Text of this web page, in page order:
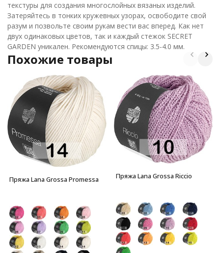
текстуры для создания многослойных вязаных изделий.
Затеряйтесь в тонких кружевных узорах, освободите свой
разум и позвольте своим рукам вести вас вперед. Как нет
двух одинаковых цветов, так и каждый стежок SECRET
GARDEN уникален. Рекомендуются спицы: 3.5-4.0 мм.
Похожие товары
Пряжа Lana Grossa Promessa Пряжа Lana Grossa Riccio